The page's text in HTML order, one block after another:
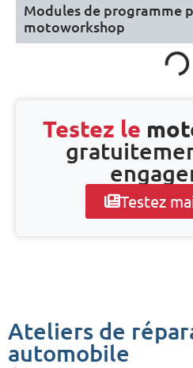
Modules de programme
motoworkshop
Testez le
Testez
Ateliers de
automobile